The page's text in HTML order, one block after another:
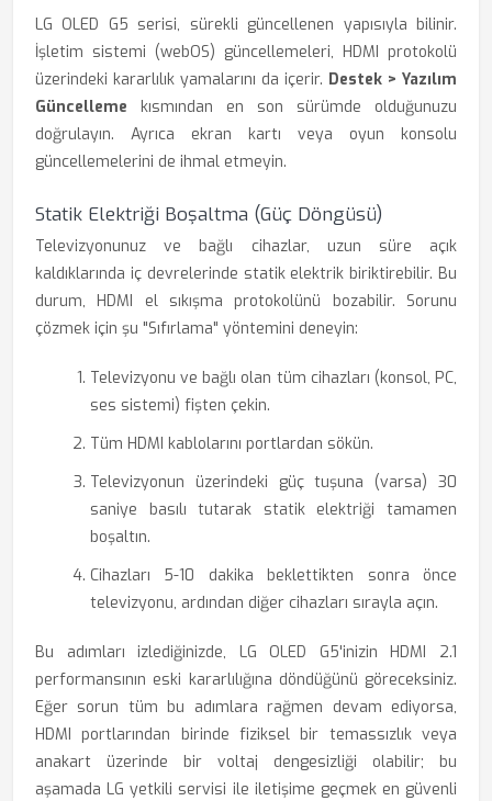
LG OLED G5 serisi, sürekli güncellenen yapısıyla bilinir.
İşletim sistemi (webOS) güncellemeleri, HDMI protokolü
üzerindeki kararlılık yamalarını da içerir. Destek > Yazılım
Güncelleme kısmından en son sürümde olduğunuzu
doğrulayın. Ayrıca ekran kartı veya oyun konsolu
güncellemelerini de ihmal etmeyin.
Statik Elektriği Boşaltma (Güç Döngüsü)
Televizyonunuz ve bağlı cihazlar, uzun süre açık
kaldıklarında iç devrelerinde statik elektrik biriktirebilir. Bu
durum, HDMI el sıkışma protokolünü bozabilir. Sorunu
çözmek için şu "Sıfırlama" yöntemini deneyin:
Televizyonu ve bağlı olan tüm cihazları (konsol, PC,
ses sistemi) fişten çekin.
Tüm HDMI kablolarını portlardan sökün.
Televizyonun üzerindeki güç tuşuna (varsa) 30
saniye basılı tutarak statik elektriği tamamen
boşaltın.
Cihazları 5-10 dakika beklettikten sonra önce
televizyonu, ardından diğer cihazları sırayla açın.
Bu adımları izlediğinizde, LG OLED G5'inizin HDMI 2.1
performansının eski kararlılığına döndüğünü göreceksiniz.
Eğer sorun tüm bu adımlara rağmen devam ediyorsa,
HDMI portlarından birinde fiziksel bir temassızlık veya
anakart üzerinde bir voltaj dengesizliği olabilir; bu
aşamada LG yetkili servisi ile iletişime geçmek en güvenli